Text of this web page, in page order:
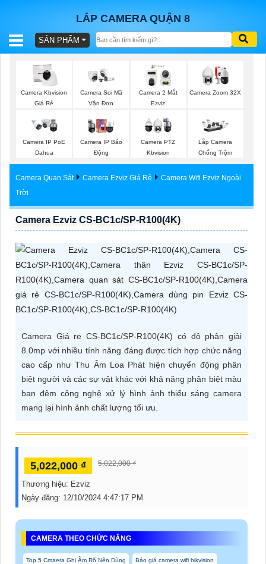
LẮP CAMERA QUẬN 8
BÁO
TRỌN
TƯ
LẮP
ĐẶT
KIỆN
CAMERA
TƯ
DỊCH
SẢN PHẨM
Camera Kbvision
Giá Rẻ
Camera Soi Mã
Vận Đơn
Camera 2 Mắt
Ezviz
Camera Zoom 32X
Camera IP PoE
Dahua
Camera IP Báo
Động
Camera PTZ
Kbvision
Lắp Camera
Chống Trộm
Camera Quan Sát Camera Ezviz Giá Rẻ
Camera Wifi Ezviz Ngoài
Trời
Camera Ezviz CS-BC1c/SP-R100(4K)
Camera Giá re CS-BC1c/SP-R100(4K) có độ phân giải
8.0mp với nhiều tính năng đáng được tích hợp chức năng
cao cấp như Thu Âm Loa Phát hiện chuyển động phân
biệt người và các sự vật khác với khả năng phân biệt màu
ban đêm công nghệ xử lý hình ảnh thiếu sáng camera
mang lại hình ảnh chất lượng tối ưu.
5,022,000 ₫ 5,022,000 ₫
Thương hiệu: Ezviz
Ngày đăng: 12/10/2024 4:47:17 PM
CAMERA THEO CHỨC NĂNG
Top 5 Cmaera Ghi Âm Rõ Nên Dùng Báo giá camera wifi hikvision